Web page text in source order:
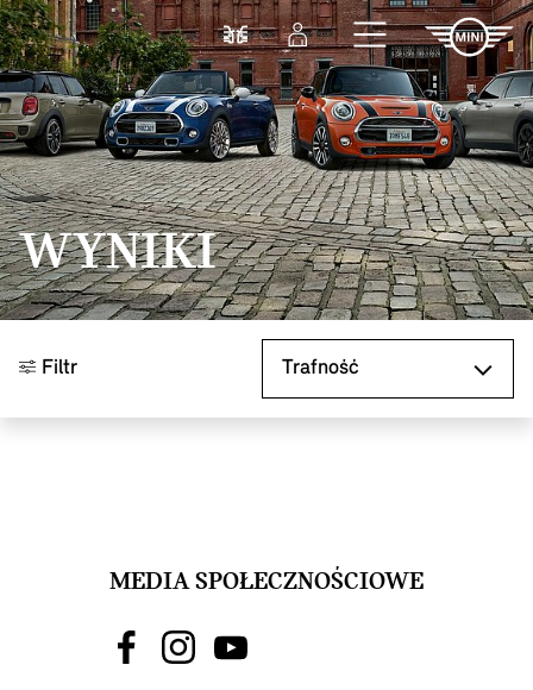
Przejdź do głównej treści
PorównajZaloguj się
WYNIKI
Filtr
MEDIA SPOŁECZNOŚCIOWE